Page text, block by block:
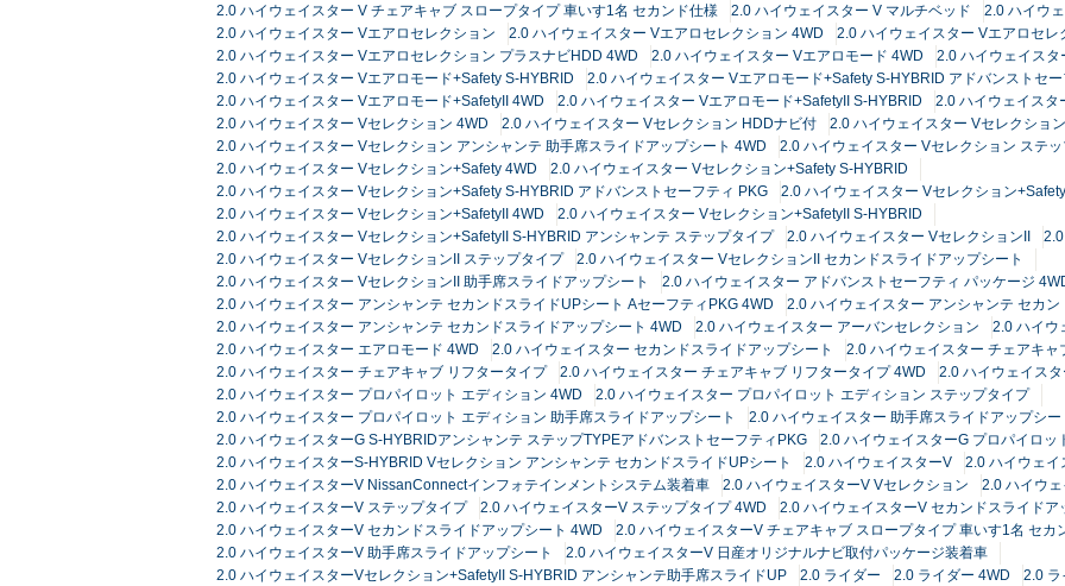
2.0 ハイウェイスター V チェアキャブ スロープタイプ 車いす1名 セカンド仕様
2.0 ハイウェイスター V マルチベッド
2.0 ハイウ
2.0 ハイウェイスター Vエアロセレクション
2.0 ハイウェイスター Vエアロセレクション 4WD
2.0 ハイウェイスター Vエアロセ
2.0 ハイウェイスター Vエアロセレクション プラスナビHDD 4WD
2.0 ハイウェイスター Vエアロモード 4WD
2.0 ハイウェイス
2.0 ハイウェイスター Vエアロモード+Safety S-HYBRID
2.0 ハイウェイスター Vエアロモード+Safety S-HYBRID アドバンストセ
2.0 ハイウェイスター Vエアロモード+SafetyII 4WD
2.0 ハイウェイスター Vエアロモード+SafetyII S-HYBRID
2.0 ハイウェイスタ
2.0 ハイウェイスター Vセレクション 4WD
2.0 ハイウェイスター Vセレクション HDDナビ付
2.0 ハイウェイスター Vセレクショ
2.0 ハイウェイスター Vセレクション アンシャンテ 助手席スライドアップシート 4WD
2.0 ハイウェイスター Vセレクション ステ
2.0 ハイウェイスター Vセレクション+Safety 4WD
2.0 ハイウェイスター Vセレクション+Safety S-HYBRID
2.0 ハイウェイスター Vセレクション+Safety S-HYBRID アドバンストセーフティ PKG
2.0 ハイウェイスター Vセレクション
2.0 ハイウェイスター Vセレクション+SafetyII 4WD
2.0 ハイウェイスター Vセレクション+SafetyII S-HYBRID
2.0 ハイウェイスター Vセレクション+SafetyII S-HYBRID アンシャンテ ステップタイプ
2.0 ハイウェイスター VセレクションII
2.0 ハイウェイスター VセレクションII ステップタイプ
2.0 ハイウェイスター VセレクションII セカンドスライドアップシート
2.0 ハイウェイスター VセレクションII 助手席スライドアップシート
2.0 ハイウェイスター アドバンストセーフティ パッケージ
2.0 ハイウェイスター アンシャンテ セカンドスライドUPシート AセーフティPKG 4WD
2.0 ハイウェイスター アンシャンテ セカ
2.0 ハイウェイスター アンシャンテ セカンドスライドアップシート 4WD
2.0 ハイウェイスター アーバンセレクション
2.0 ハイウ
2.0 ハイウェイスター エアロモード 4WD
2.0 ハイウェイスター セカンドスライドアップシート
2.0 ハイウェイスター チェアキ
2.0 ハイウェイスター チェアキャブ リフタータイプ
2.0 ハイウェイスター チェアキャブ リフタータイプ 4WD
2.0 ハイウェイス
2.0 ハイウェイスター プロパイロット エディション 4WD
2.0 ハイウェイスター プロパイロット エディション ステップタイプ
2.0 ハイウェイスター プロパイロット エディション 助手席スライドアップシート
2.0 ハイウェイスター 助手席スライドアップシー
2.0 ハイウェイスターG S-HYBRIDアンシャンテ ステップTYPEアドバンストセーフティPKG
2.0 ハイウェイスターG プロパイロッ
2.0 ハイウェイスターS-HYBRID Vセレクション アンシャンテ セカンドスライドUPシート
2.0 ハイウェイスターV
2.0 ハイウェイ
2.0 ハイウェイスターV NissanConnectインフォテインメントシステム装着車
2.0 ハイウェイスターV Vセレクション
2.0 ハイウ
2.0 ハイウェイスターV ステップタイプ
2.0 ハイウェイスターV ステップタイプ 4WD
2.0 ハイウェイスターV セカンドスライドア
2.0 ハイウェイスターV セカンドスライドアップシート 4WD
2.0 ハイウェイスターV チェアキャブ スロープタイプ 車いす1名 セカ
2.0 ハイウェイスターV 助手席スライドアップシート
2.0 ハイウェイスターV 日産オリジナルナビ取付パッケージ装着車
2.0 ハイウェイスターVセレクション+SafetyII S-HYBRID アンシャンテ助手席スライドUP
2.0 ライダー 2.0 ライダー 4WD
2.0 ラ